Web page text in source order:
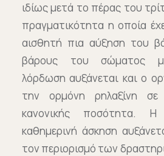
ιδίως μετά το πέρας του
πραγματικότητα η οποία
αισθητή πια αύξηση του
βάρους του σώματος
λόρδωση αυξάνεται και ο
την ορμόνη ρηλαξίνη σε
κανονικής ποσότητα. Η
καθημερινή άσκηση
τον περιορισμό των